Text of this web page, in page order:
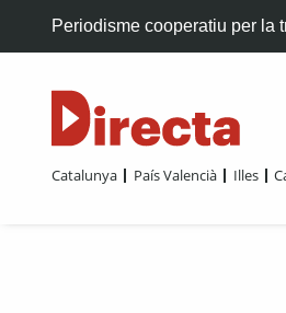
Periodisme cooperatiu per la
Catalunya País Valencià Illes